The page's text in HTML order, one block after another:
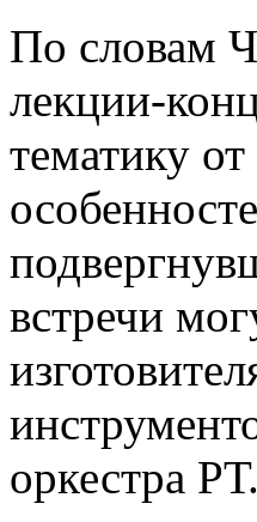
По словам
лекции-
тематику
встречи
оркестра РТ.